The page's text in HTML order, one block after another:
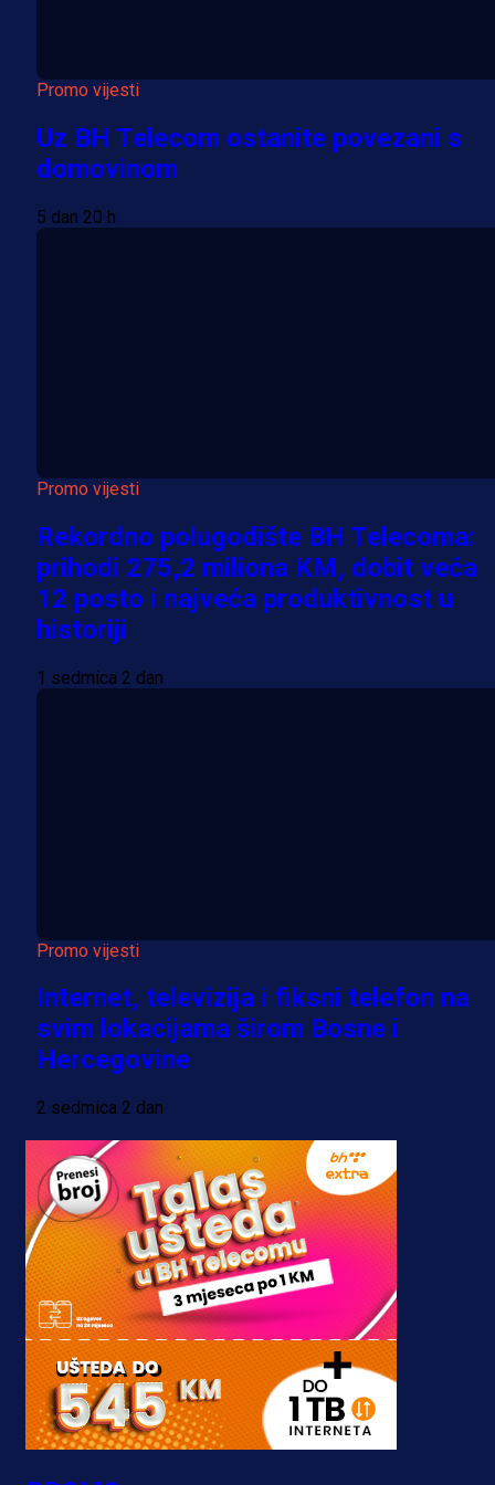
Promo vijesti
Uz BH Telecom ostanite povezani s
domovinom
5 dan 20 h
Promo vijesti
Rekordno polugodište BH Telecoma:
prihodi 275,2 miliona KM, dobit veća
12 posto i najveća produktivnost u
historiji
1 sedmica 2 dan
Promo vijesti
Internet, televizija i fiksni telefon na
svim lokacijama širom Bosne i
Hercegovine
2 sedmica 2 dan